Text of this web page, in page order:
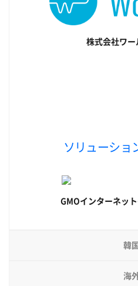
株式会社ワー
ソリューショ
GMOインターネッ
韓国
海